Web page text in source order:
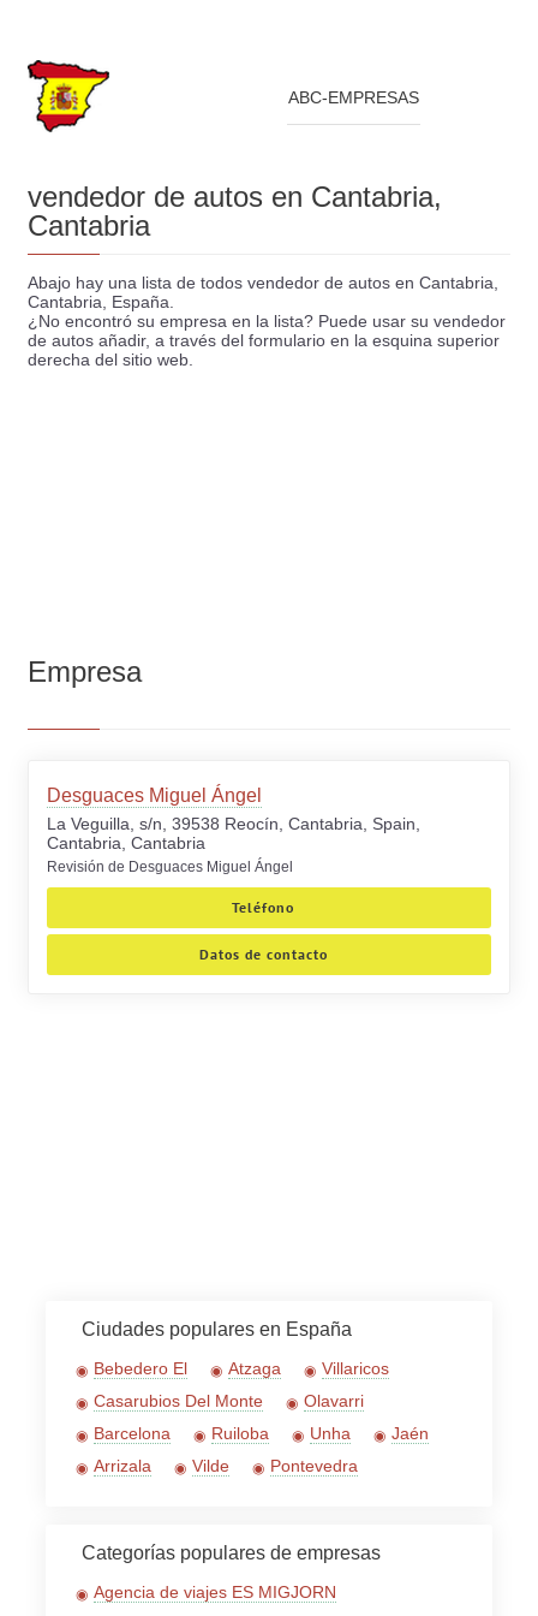
ABC-EMPRESAS
vendedor de autos en Cantabria,
Cantabria
Abajo hay una lista de todos vendedor de autos en Cantabria,
Cantabria, España.
¿No encontró su empresa en la lista? Puede usar su vendedor
de autos añadir, a través del formulario en la esquina superior
derecha del sitio web.
Empresa
Desguaces Miguel Ángel
La Veguilla, s/n, 39538 Reocín, Cantabria, Spain,
Cantabria, Cantabria
Revisión de Desguaces Miguel Ángel
Teléfono
Datos de contacto
Ciudades populares en España
Bebedero El Atzaga
Villaricos
Casarubios Del Monte
Olavarri
Barcelona
Ruiloba Unha
Jaén
Arrizala
Vilde Pontevedra
Categorías populares de empresas
Agencia de viajes ES MIGJORN